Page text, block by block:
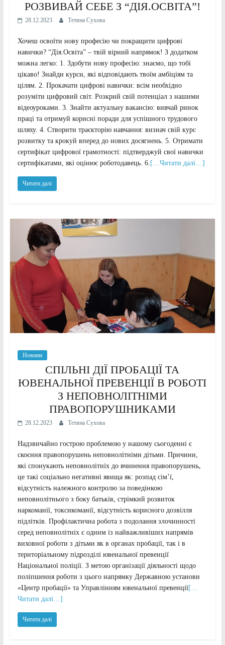
РОЗВИВАЙ СЕБЕ З “ДІЯ.ОСВІТА”!
28.12.2023 Тетяна Сухова
Хочеш освоїти нову професію чи покращити цифрові
навички? “Дія.Освіта” – твій вірний напрямок! З додатком
можна легко: 1. Здобути нову професію: знаємо, що тобі
цікаво! Знайди курси, які відповідають твоїм амбіціям та
цілям. 2. Прокачати цифрові навички: всім необхідно
розуміти цифровий світ. Розкрий свій потенціал з нашими
відеоуроками. 3. Знайти актуальну вакансію: вивчай ринок
праці та отримуй корисні поради для успішного трудового
шляху. 4. Створити траєкторію навчання: визнач свій курс
розвитку та крокуй вперед до нових досягнень. 5. Отримати
сертифікат цифрової грамотності: підтверджуй свої навички
сертифікатами, які оцінює роботодавець. 6. […Читати далі…]
Читати далі
Новини
СПІЛЬНІ ДІЇ ПРОБАЦІЇ ТА
ЮВЕНАЛЬНОЇ ПРЕВЕНЦІЇ В РОБОТІ
З НЕПОВНОЛІТНІМИ
ПРАВОПОРУШНИКАМИ
28.12.2023 Тетяна Сухова
Надзвичайно гострою проблемою у нашому сьогоденні є
скоєння правопорушень неповнолітніми дітьми. Причини,
які спонукають неповнолітніх до вчинення правопорушень,
це такі соціально негативні явища як: розпад сім’ї,
відсутність належного контролю за поведінкою
неповнолітнього з боку батьків, стрімкий розвиток
наркоманії, токсикоманії, відсутність корисного дозвілля
підлітків. Профілактична робота з подолання злочинності
серед неповнолітніх є одним із найважливіших напрямів
виховної роботи з дітьми як в органах пробації, так і в
територіальному підрозділі ювенальної превенції
Національної поліції. З метою організації діяльності щодо
поліпшення роботи з цього напрямку Державною установи
«Центр пробації» та Управлінням ювенальної превенції[…
Читати далі…]
Читати далі